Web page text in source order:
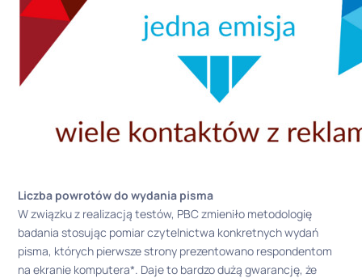
Liczba powrotów do wydania pisma
W związku z realizacją testów, PBC zmieniło metodologię
badania stosując pomiar czytelnictwa konkretnych wydań
pisma, których pierwsze strony prezentowano respondentom
na ekranie komputera*. Daje to bardzo dużą gwarancję, że